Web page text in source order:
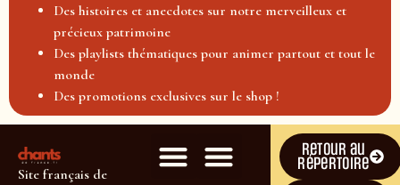
Des histoires et anecdotes sur notre merveilleux et
précieux patrimoine
Des playlists thématiques pour animer partout et tout le
monde
Des promotions exclusives sur le shop !
Site français de
Retour au
répertoire